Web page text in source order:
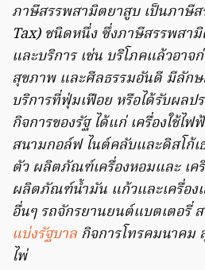
ภาษีสรรพสามิตยาสูบ เป็นภาษี
Tax) ชนิดหนึ่ง ซึ่งภาษีสรรพสา
และบริการ เช่น บริโภคแล้วอาจ
สุขภาพ และศีลธรรมอันดี มีลัก
บริการที่ฟุ่มเฟือย หรือได้รับผลป
กิจการของรัฐ ได้แก่ เครื่องใช้ไ
สนามกอล์ฟ ไนต์คลับและดิสโก้
ตัว ผลิตภัณฑ์เครื่องหอมและ เค
ผลิตภัณฑ์น้ำมัน แก้วและเครื่อ
อื่นๆ รถจักรยานยนต์แบตเตอรี่
แบ่งรัฐบาล กิจการโทรคมนาคม
ไพ่